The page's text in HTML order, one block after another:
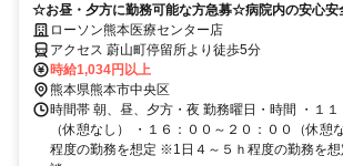
☆お昼・夕方に勤務可能な方急募☆病院内の安心安
方はピッタリな職場です♪
ローソン熊本医療センター店
アクセス 蔚山町停留所より徒歩5分
時給1,034円以上
熊本県熊本市中央区
時間帯 朝、昼、夕方・夜 勤務曜日・時間 ・１１
（休憩なし） ・１６：００～２０：００（休憩
程度の勤務を想定 ※1日４～５ｈ程度の勤務を